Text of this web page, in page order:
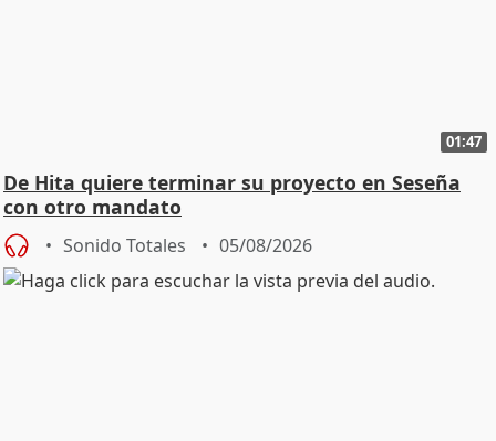
01:47
De Hita quiere terminar su proyecto en Seseña
con otro mandato
Sonido Totales 05/08/2026